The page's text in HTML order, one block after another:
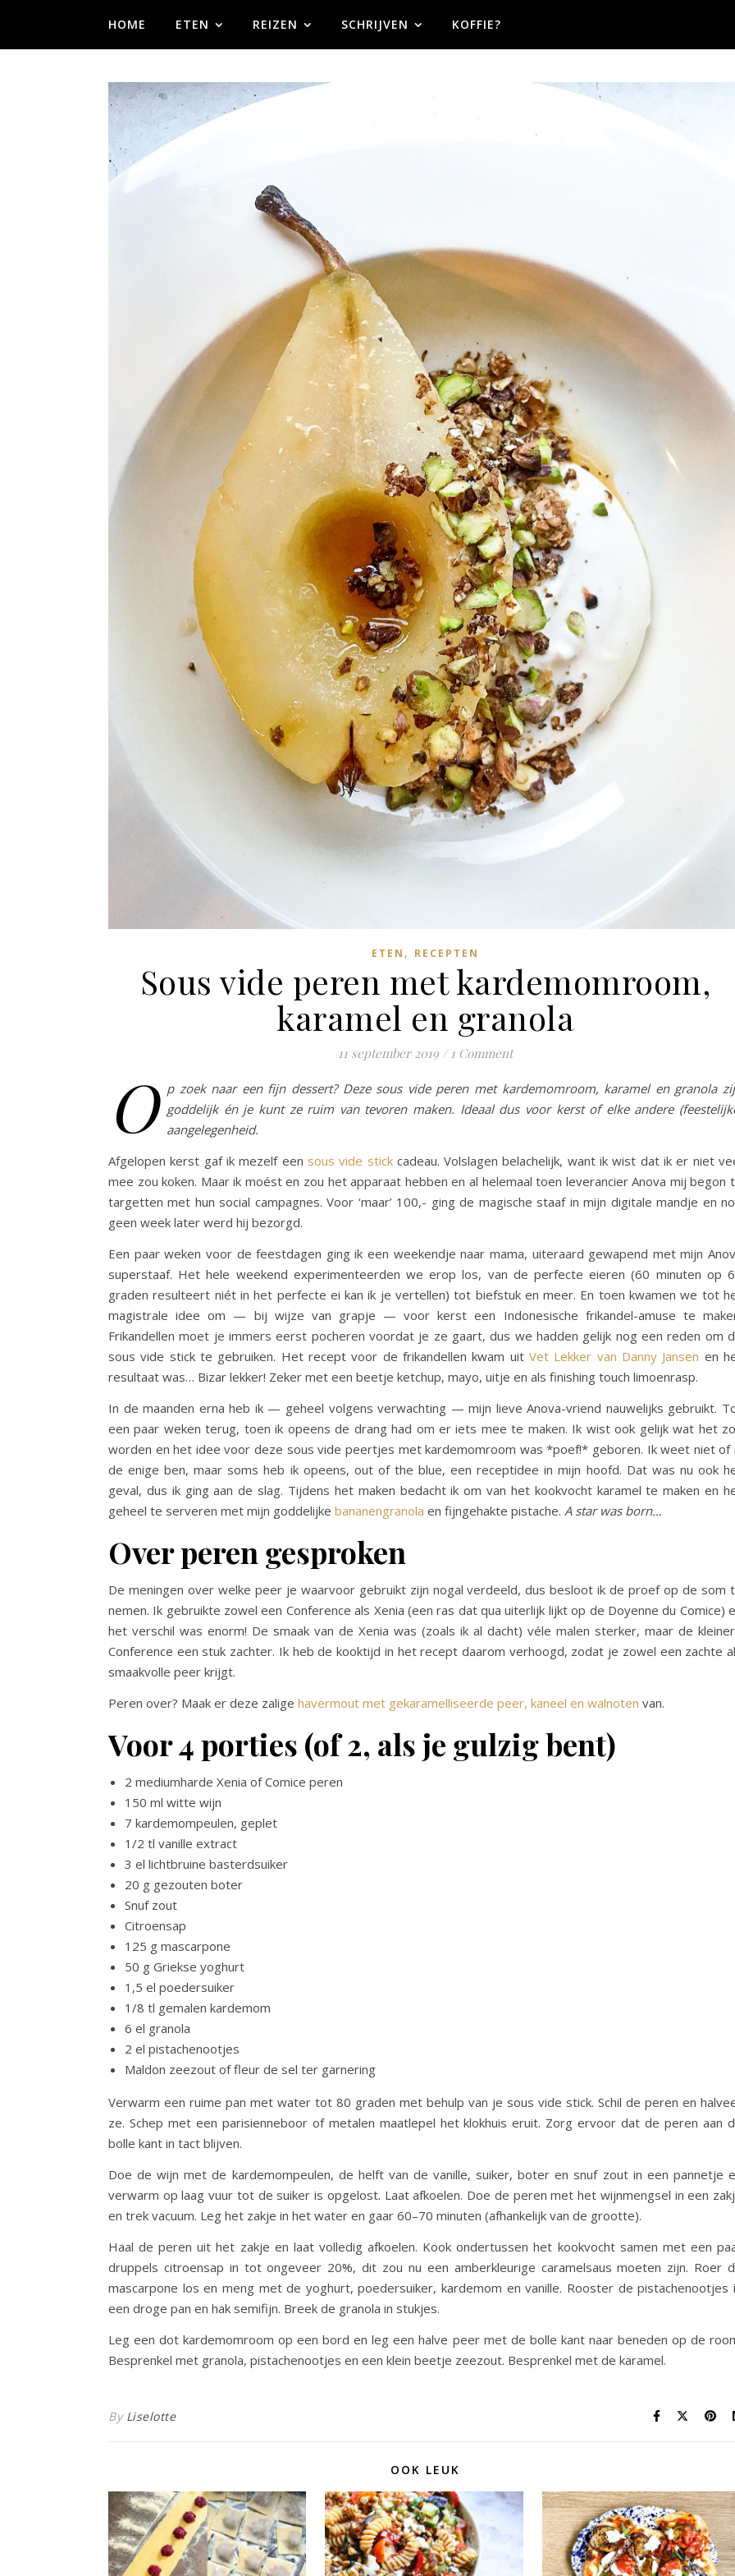
HOME ETEN REIZEN SCHRIJVEN KOFFIE?
ETEN , RECEPTEN
Sous vide peren met kardemomroom,
karamel en granola
11 september 2019 / 1 Comment
O
p zoek naar een fijn dessert? Deze sous vide peren met kardemomroom, karamel en granola
goddelijk én je kunt ze ruim van tevoren maken. Ideaal dus voor kerst of elke andere
aangelegenheid.
Afgelopen kerst gaf ik mezelf een sous vide stickcadeau. Volslagen belachelijk, want ik wist dat ik er niet
mee zou koken. Maar ik moést en zou het apparaat hebben en al helemaal toen leverancier Anova mij begon
targetten met hun social campagnes. Voor ‘maar’ 100,- ging de magische staaf in mijn digitale mandje en
geen week later werd hij bezorgd.
Een paar weken voor de feestdagen ging ik een weekendje naar mama, uiteraard gewapend met mijn
superstaaf. Het hele weekend experimenteerden we erop los, van de perfecte eieren (60 minuten op
graden resulteert niét in het perfecte ei kan ik je vertellen) tot biefstuk en meer. En toen kwamen we tot
magistrale idee om — bij wijze van grapje — voor kerst een Indonesische frikandel-amuse te
Frikandellen moet je immers eerst pocheren voordat je ze gaart, dus we hadden gelijk nog een reden om
sous vide stick te gebruiken. Het recept voor de frikandellen kwam uit Vet Lekker van Danny Jansen en
resultaat was… Bizar lekker! Zeker met een beetje ketchup, mayo, uitje en als finishing touch limoenrasp.
In de maanden erna heb ik — geheel volgens verwachting — mijn lieve Anova-vriend nauwelijks gebruikt.
een paar weken terug, toen ik opeens de drang had om er iets mee te maken. Ik wist ook gelijk wat het
worden en het idee voor deze sous vide peertjes met kardemomroom was *poef!* geboren. Ik weet niet of
de enige ben, maar soms heb ik opeens, out of the blue, een receptidee in mijn hoofd. Dat was nu ook
geval, dus ik ging aan de slag. Tijdens het maken bedacht ik om van het kookvocht karamel te maken en
geheel te serveren met mijn goddelijke bananengranola en fijngehakte pistache. A star was born…
Over peren gesproken
De meningen over welke peer je waarvoor gebruikt zijn nogal verdeeld, dus besloot ik de proef op de som
nemen. Ik gebruikte zowel een Conference als Xenia (een ras dat qua uiterlijk lijkt op de Doyenne du Comice)
het verschil was enorm! De smaak van de Xenia was (zoals ik al dacht) véle malen sterker, maar de
Conference een stuk zachter. Ik heb de kooktijd in het recept daarom verhoogd, zodat je zowel een zachte
smaakvolle peer krijgt.
Peren over? Maak er deze zalige havermout met gekaramelliseerde peer, kaneel en walnoten van.
Voor 4 porties (of 2, als je gulzig bent)
2 mediumharde Xenia of Comice peren
150 ml witte wijn
7 kardemompeulen, geplet
1/2 tl vanille extract
3 el lichtbruine basterdsuiker
20 g gezouten boter
Snuf zout
Citroensap
125 g mascarpone
50 g Griekse yoghurt
1,5 el poedersuiker
1/8 tl gemalen kardemom
6 el granola
2 el pistachenootjes
Maldon zeezout of fleur de sel ter garnering
Verwarm een ruime pan met water tot 80 graden met behulp van je sous vide stick. Schil de peren en
ze. Schep met een parisienneboor of metalen maatlepel het klokhuis eruit. Zorg ervoor dat de peren aan
bolle kant in tact blijven.
Doe de wijn met de kardemompeulen, de helft van de vanille, suiker, boter en snuf zout in een pannetje
verwarm op laag vuur tot de suiker is opgelost. Laat afkoelen. Doe de peren met het wijnmengsel in een
en trek vacuum. Leg het zakje in het water en gaar 60–70 minuten (afhankelijk van de grootte).
Haal de peren uit het zakje en laat volledig afkoelen. Kook ondertussen het kookvocht samen met een
druppels citroensap in tot ongeveer 20%, dit zou nu een amberkleurige caramelsaus moeten zijn. Roer
mascarpone los en meng met de yoghurt, poedersuiker, kardemom en vanille. Rooster de pistachenootjes
een droge pan en hak semifijn. Breek de granola in stukjes.
Leg een dot kardemomroom op een bord en leg een halve peer met de bolle kant naar beneden op de
Besprenkel met granola, pistachenootjes en een klein beetje zeezout. Besprenkel met de karamel.
By Liselotte
OOK LEUK